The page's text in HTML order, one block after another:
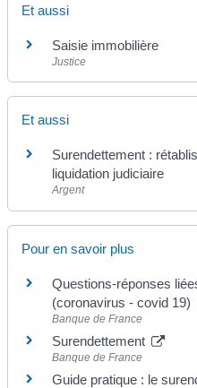
Et aussi
Saisie immobilière
Justice
Et aussi
Surendettement :
liquidation judiciaire
Argent
Pour en savoir plus
Questions-réponses
(coronavirus - covid 19)
Banque de France
Surendettement
Banque de France
Guide pratique : le